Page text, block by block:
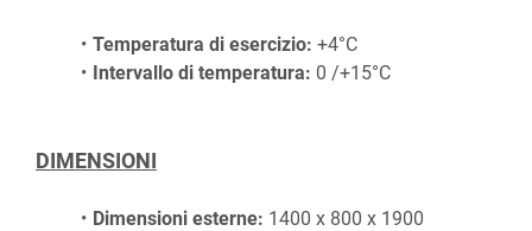
Temperatura di esercizio: +4°C
Intervallo di temperatura: 0 /+15°C
DIMENSIONI
Dimensioni esterne: 1400 x 800 x 1900